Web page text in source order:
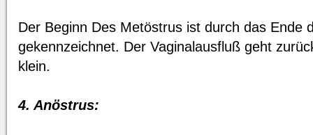
Der Beginn Des Metöstrus ist durch das Ende
gekennzeichnet. Der Vaginalausfluß geht
klein.
4. Anöstrus: